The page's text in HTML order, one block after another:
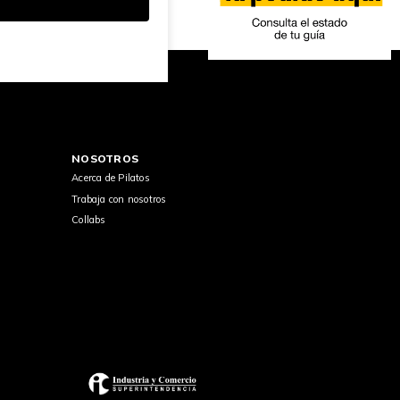
NOSOTROS
Acerca de Pilatos
Trabaja con nosotros
Collabs